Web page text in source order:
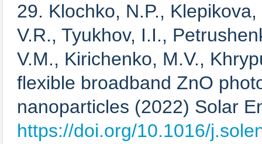
29. Klochko, N.P.,
V.R., Tyukhov, I.I.,
V.M., Kirichenko, M.V.,
flexible broadband ZnO
nanoparticles (2022) Solar
https://doi.org/10.1016/